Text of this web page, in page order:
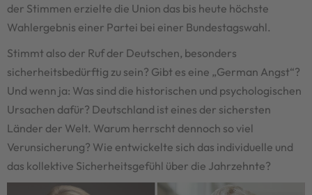
der Stimmen erzielte die Union das bis heute höchste
Wahlergebnis einer Partei bei einer Bundestagswahl.
Stimmt also der Ruf der Deutschen, besonders
sicherheitsbedürftig zu sein? Gibt es eine „German Angst“?
Und wenn ja: Was sind die historischen und psychologischen
Ursachen dafür? Deutschland ist eines der sichersten
Länder der Welt. Warum herrscht dennoch so viel
Verunsicherung? Wie entwickelte sich das individuelle und
das kollektive Sicherheitsgefühl über die Jahrzehnte?